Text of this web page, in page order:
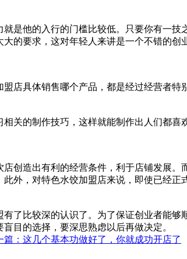
是他的入行的门槛比较低。只要你有一
的要求，这对年轻人来讲是一个不错的
店具体销售哪个产品，都是经过经营者
关的制作技巧，这样就能制作出人们都喜
创造出有利的经营条件，利于店铺发展
外，对特色水饺加盟店来说，即使已经
了比较深的认识了。为了保证创业者能
目的选择，要深思熟虑以后再做决定。
篇 ：这几个基本功做好了，你就成功开店了